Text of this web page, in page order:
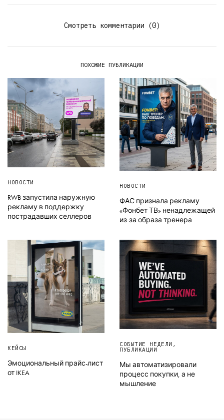
Смотреть комментарии (0)
ПОХОЖИЕ ПУБЛИКАЦИИ
НОВОСТИ
RWB запустила наружную
рекламу в поддержку
пострадавших селлеров
НОВОСТИ
ФАС признала рекламу
«Фонбет ТВ» ненадлежащей
из-за образа тренера
КЕЙСЫ
Эмоциональный прайс-лист
от IKEA
СОБЫТИЕ НЕДЕЛИ ,
ПУБЛИКАЦИИ
Мы автоматизировали
процесс покупки, а не
мышление